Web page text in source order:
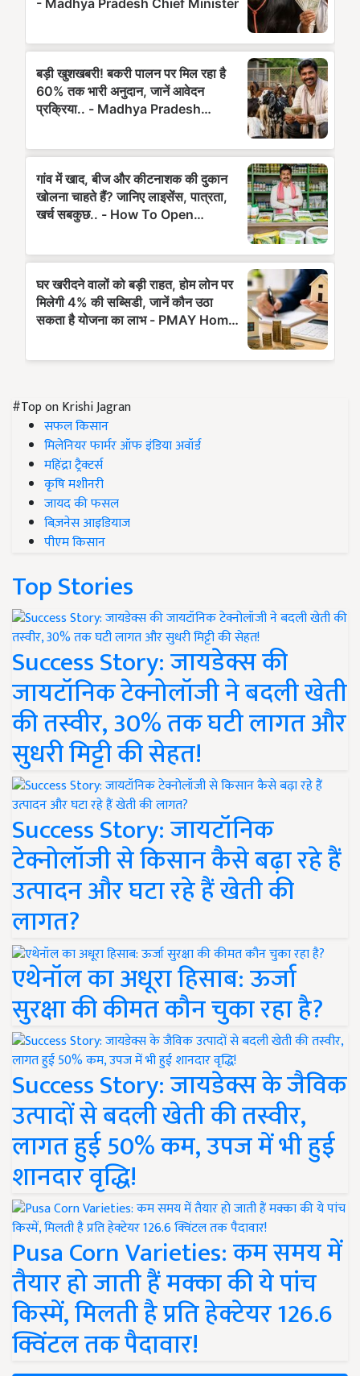
#Top on Krishi Jagran
सफल किसान
मिलेनियर फार्मर ऑफ इंडिया अवॉर्ड
महिंद्रा ट्रैक्टर्स
कृषि मशीनरी
जायद की फसल
बिज़नेस आइडियाज
पीएम किसान
Top Stories
Success Story: जायडेक्स की
जायटॉनिक टेक्नोलॉजी ने बदली खेती
की तस्वीर, 30% तक घटी लागत और
सुधरी मिट्टी की सेहत!
Success Story: जायटॉनिक
टेक्नोलॉजी से किसान कैसे बढ़ा रहे हैं
उत्पादन और घटा रहे हैं खेती की
लागत?
एथेनॉल का अधूरा हिसाब: ऊर्जा
सुरक्षा की कीमत कौन चुका रहा है?
Success Story: जायडेक्स के जैविक
उत्पादों से बदली खेती की तस्वीर,
लागत हुई 50% कम, उपज में भी हुई
शानदार वृद्धि!
Pusa Corn Varieties: कम समय में
तैयार हो जाती हैं मक्का की ये पांच
किस्में, मिलती है प्रति हेक्टेयर 126.6
क्विंटल तक पैदावार!